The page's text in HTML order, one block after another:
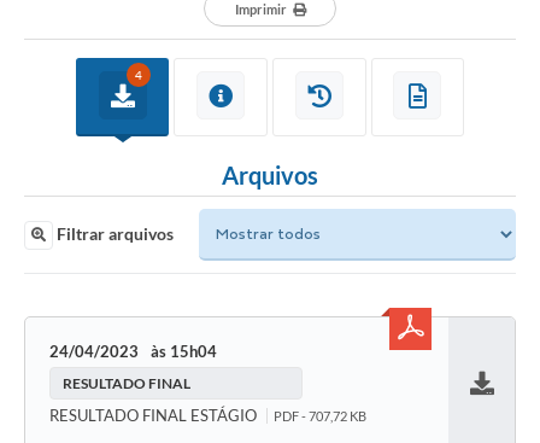
Listas de Espera - Unidade Básica de Saúde
ALDIR BLANC 2025
Meio Ambiente
Conheça Delfim Moreira
JORNADA DO PATRIMÔNIO
Imprimir
4
Arquivos
Filtrar arquivos
24/04/2023 15h04
RESULTADO FINAL
RESULTADO FINAL ESTÁGIO PDF - 707,72 KB